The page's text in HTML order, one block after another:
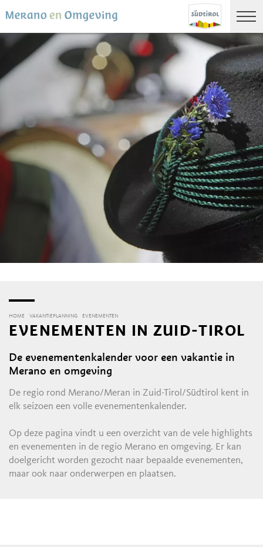
HOME VAKANTIEPLANNING EVENEMENTEN
EVENEMENTEN IN ZUID-TIROL
De evenementenkalender voor een vakantie in
Merano en omgeving
De regio rond Merano/Meran in Zuid-Tirol/Südtirol kent in
elk seizoen een volle evenementenkalender.
Op deze pagina vindt u een overzicht van de vele highlights
en evenementen in de regio Merano en omgeving. Er kan
doelgericht worden gezocht naar bepaalde evenementen,
maar ook naar onderwerpen en plaatsen.